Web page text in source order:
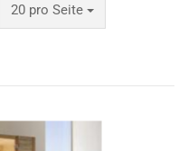
20 pro Seite
pro Seite